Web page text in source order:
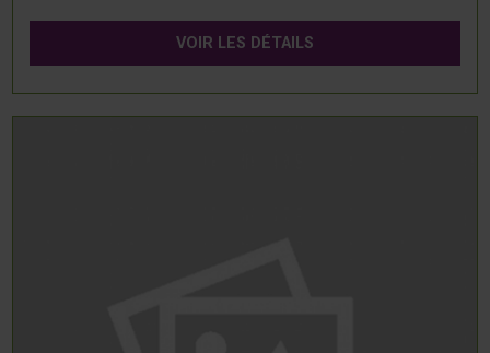
VOIR LES DÉTAILS